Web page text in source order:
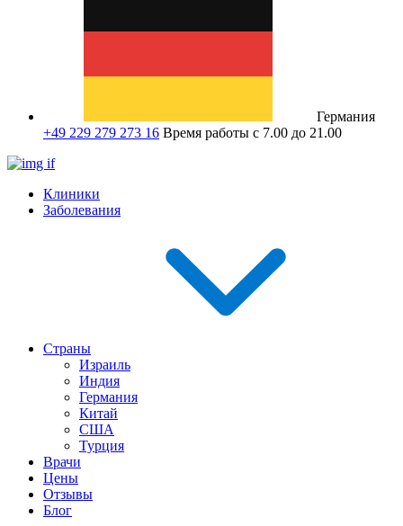
Германия
+49 229 279 273 16 Время работы с 7.00 до 21.00
Клиники
Заболевания
Страны
Израиль
Индия
Германия
Китай
США
Турция
Врачи
Цены
Отзывы
Блог